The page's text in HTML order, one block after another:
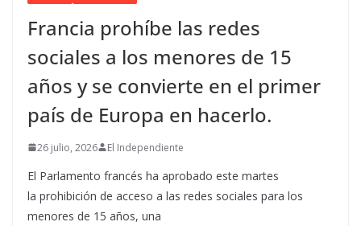
Francia prohíbe las redes
sociales a los menores de 15
años y se convierte en el primer
país de Europa en hacerlo.
26 julio, 2026 El Independiente
El Parlamento francés ha aprobado este martes
la prohibición de acceso a las redes sociales para los
menores de 15 años, una